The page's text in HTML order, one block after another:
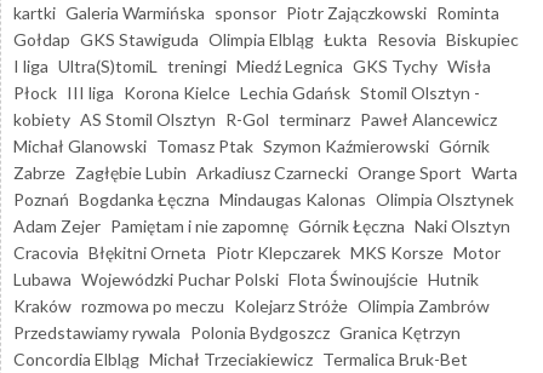
kartki Galeria Warmińska sponsor Piotr Zajączkowski Rominta
Gołdap GKS Stawiguda Olimpia Elbląg Łukta Resovia Biskupiec
I liga Ultra(S)tomiL treningi Miedź Legnica GKS Tychy Wisła
Płock III liga Korona Kielce Lechia Gdańsk Stomil Olsztyn -
kobiety AS Stomil Olsztyn R-Gol terminarz Paweł Alancewicz
Michał Glanowski Tomasz Ptak Szymon Kaźmierowski Górnik
Zabrze Zagłębie Lubin Arkadiusz Czarnecki Orange Sport Warta
Poznań Bogdanka Łęczna Mindaugas Kalonas Olimpia Olsztynek
Adam Zejer Pamiętam i nie zapomnę Górnik Łęczna Naki Olsztyn
Cracovia Błękitni Orneta Piotr Klepczarek MKS Korsze Motor
Lubawa Wojewódzki Puchar Polski Flota Świnoujście Hutnik
Kraków rozmowa po meczu Kolejarz Stróże Olimpia Zambrów
Przedstawiamy rywala Polonia Bydgoszcz Granica Kętrzyn
Concordia Elbląg Michał Trzeciakiewicz Termalica Bruk-Bet